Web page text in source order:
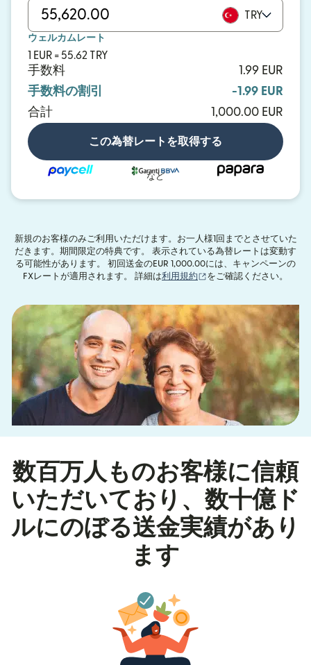
TRY
ウェルカムレート
1 EUR = 55.62 TRY
手数料
1.99 EUR
手数料の割引
-1.99 EUR
合計
1,000.00 EUR
この為替レートを取得する
など
新規のお客様のみご利用いただけます。お一人様1回までとさせていた
だきます。期間限定の特典です。 表示されている為替レートは変動す
る可能性があります。 初回送金のEUR 1,000.00には、キャンペーンの
FXレートが適用されます。 詳細は利用規約 （別ウィンドウで開きま
をご確認ください。
数百万人ものお客様に信頼
いただいており、数十億ド
ルにのぼる送金実績があり
ます